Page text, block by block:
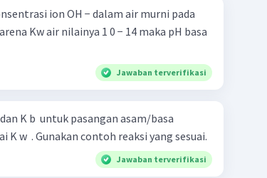
ion OH − dalam air murni pada
Kw air nilainya 1 0 − 14 maka pH basa
Jawaban terverifikasi
K b ​ untuk pasangan asam/basa
K w ​ . Gunakan contoh reaksi yang sesuai.
Jawaban terverifikasi